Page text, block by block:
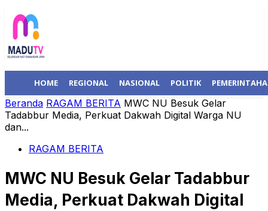
HOME REGIONAL NASIONAL POLITIK
Beranda RAGAM BERITA MWC NU Besuk Gelar
Tadabbur Media, Perkuat Dakwah Digital Warga NU
dan...
RAGAM BERITA
MWC NU Besuk Gelar Tadabbur
Media, Perkuat Dakwah Digital